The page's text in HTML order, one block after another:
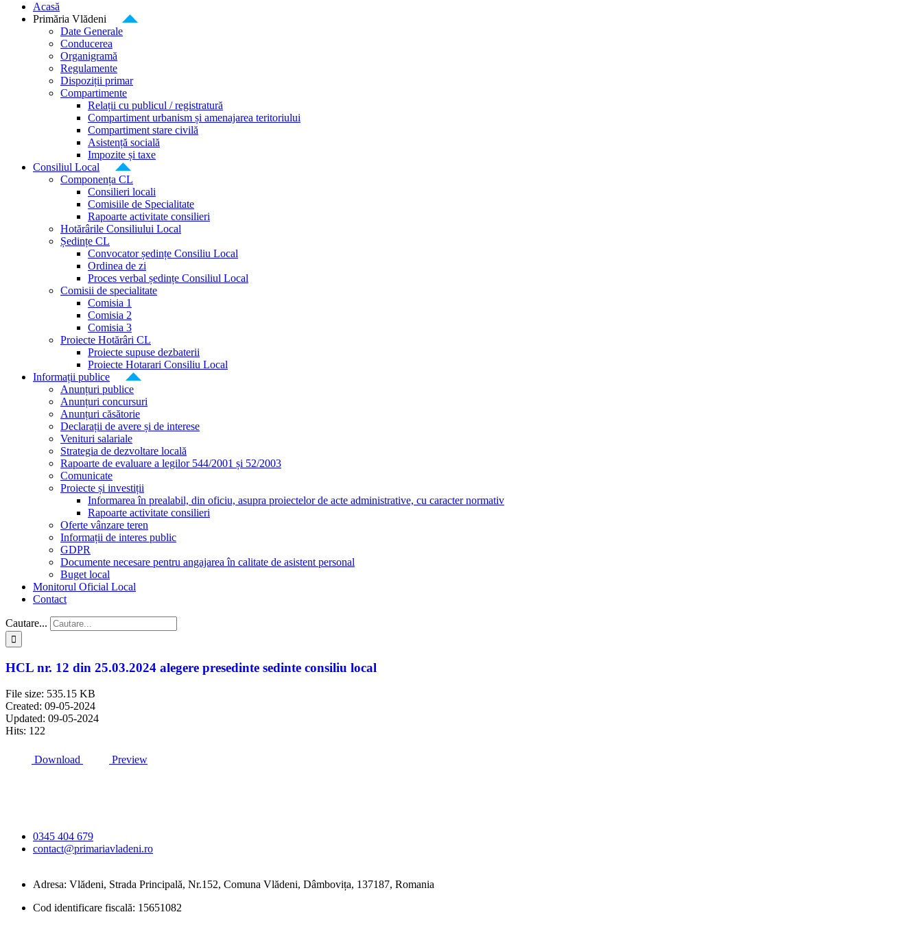
Acasă
Primăria Vlădeni
Date Generale
Conducerea
Organigramă
Regulamente
Dispoziții primar
Compartimente
Relații cu publicul / registratură
Compartiment urbanism și amenajarea teritoriului
Compartiment stare civilă
Asistență socială
Impozite și taxe
Consiliul Local
Componența CL
Consilieri locali
Comisiile de Specialitate
Rapoarte activitate consilieri
Hotărârile Consiliului Local
Ședințe CL
Convocator ședințe Consiliu Local
Ordinea de zi
Proces verbal ședințe Consiliul Local
Comisii de specialitate
Comisia 1
Comisia 2
Comisia 3
Proiecte Hotărâri CL
Proiecte supuse dezbaterii
Proiecte Hotarari Consiliu Local
Informații publice
Anunțuri publice
Anunțuri concursuri
Anunțuri căsătorie
Declarații de avere și de interese
Venituri salariale
Strategia de dezvoltare locală
Rapoarte de evaluare a legilor 544/2001 și 52/2003
Comunicate
Proiecte și investiții
Informarea în prealabil, din oficiu, asupra proiectelor de acte administrative, cu caracter normativ
Rapoarte activitate consilieri
Oferte vânzare teren
Informații de interes public
GDPR
Documente necesare pentru angajarea în calitate de asistent personal
Buget local
Monitorul Oficial Local
Contact
Cautare...
HCL nr. 12 din 25.03.2024 alegere presedinte sedinte consiliu local
File size: 535.15 KB
Created: 09-05-2024
Updated: 09-05-2024
Hits: 122
Download Preview
0345 404 679
contact@primariavladeni.ro
Adresa: Vlădeni, Strada Principală, Nr.152, Comuna Vlădeni, Dâmbovița, 137187, Romania
Cod identificare fiscală: 15651082